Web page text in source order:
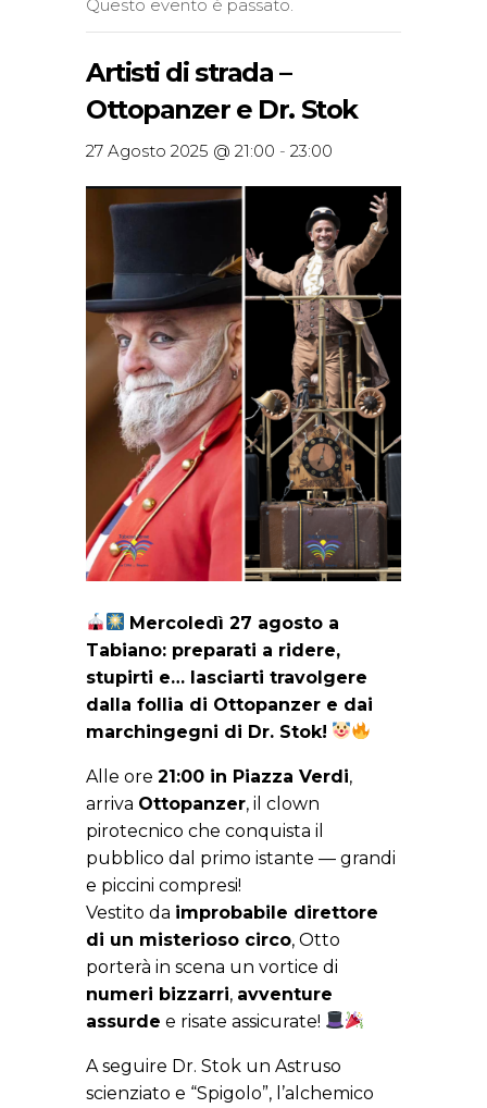
Questo evento è passato.
Artisti di strada –
Ottopanzer e Dr. Stok
27 Agosto 2025 @ 21:00 - 23:00
Mercoledì 27 agosto a
Tabiano: preparati a ridere,
stupirti e… lasciarti travolgere
dalla follia di Ottopanzer e dai
marchingegni di Dr. Stok!
Alle ore 21:00 in Piazza Verdi,
arriva Ottopanzer, il clown
pirotecnico che conquista il
pubblico dal primo istante — grandi
e piccini compresi!
Vestito da improbabile direttore
di un misterioso circo, Otto
porterà in scena un vortice di
numeri bizzarri, avventure
assurde e risate assicurate!
A seguire Dr. Stok un Astruso
scienziato e “Spigolo”, l’alchemico